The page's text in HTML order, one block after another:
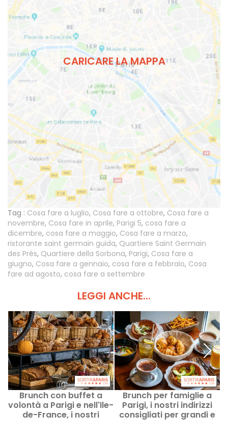
CARICARE LA MAPPA
Tag : Cosa fare a luglio, Cosa fare a ottobre, Cosa fare a
novembre, Cosa fare in aprile, Parigi 5, cosa fare a
dicembre, cosa fare a maggio, Cosa fare a marzo,
ristorante saint germain guida, Quartiere Saint Germain
des Prés, Quartiere della Sorbona, Parigi, Cosa fare a
giugno, Cosa fare a gennaio, cosa fare a febbraio, Cosa
fare ad agosto, cosa fare a settembre
LEGGI ANCHE...
Brunch con buffet a
volontà a Parigi e nell'Ile-
de-France, i nostri
Brunch per famiglie a
Parigi, i nostri indirizzi
consigliati per grandi e